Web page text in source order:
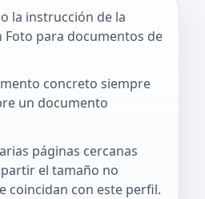
la instrucción de la
para documentos de
concreto siempre
un documento
páginas cercanas
el tamaño no
coincidan con este perfil.